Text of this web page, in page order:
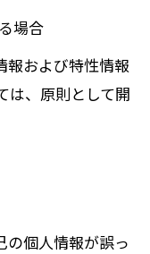
場合
報および特性情報
は、原則として開
の個人情報が誤っ